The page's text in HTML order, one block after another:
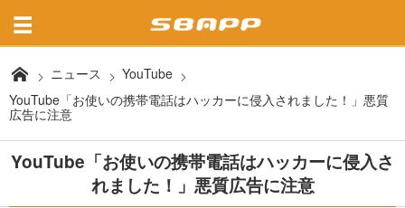
ニュース
YouTube
YouTube「お使いの携帯電話はハッカーに侵入されました！」悪質
広告に注意
YouTube「お使いの携帯電話はハッカーに侵入さ
れました！」悪質広告に注意